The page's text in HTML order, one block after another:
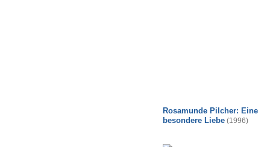
Rosamunde Pilcher: Eine
besondere Liebe (1996)